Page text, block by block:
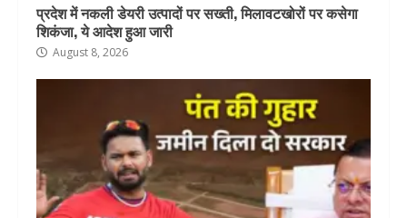
प्रदेश में नकली डेयरी उत्पादों पर सख्ती, मिलावटखोरों पर कसेगा
शिकंजा, ये आदेश हुआ जारी
August 8, 2026